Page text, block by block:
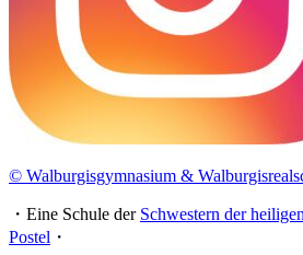
© Walburgisgymnasium &
・Eine Schule der Schwestern der
Postel ・